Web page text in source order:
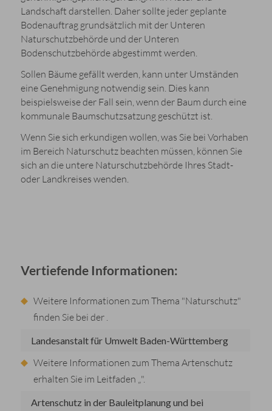
Landschaft darstellen. Daher sollte jeder geplante
Bodenauftrag grundsätzlich mit der Unteren
Naturschutzbehörde und der Unteren
Bodenschutzbehörde abgestimmt werden.
Sollen Bäume gefällt werden, kann unter Umständen
eine Genehmigung notwendig sein. Dies kann
beispielsweise der Fall sein, wenn der Baum durch eine
kommunale Baumschutzsatzung geschützt ist.
Wenn Sie sich erkundigen wollen, was Sie bei Vorhaben
im Bereich Naturschutz beachten müssen, können Sie
sich an die untere Naturschutzbehörde Ihres Stadt-
oder Landkreises wenden.
Vertiefende Informationen:
Weitere Informationen zum Thema "Naturschutz"
finden Sie bei der
Landesanstalt für Umwelt Baden-Württemberg
.
Weitere Informationen zum Thema Artenschutz
erhalten Sie im Leitfaden „
Artenschutz in der Bauleitplanung und bei
".